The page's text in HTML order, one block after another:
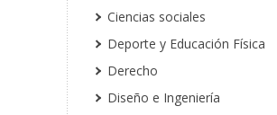
Ciencias sociales
Deporte y Educación Física
Derecho
Diseño e Ingeniería